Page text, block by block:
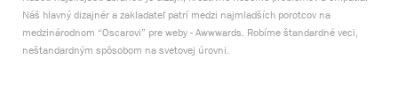
Náš hlavný dizajnér a zakladateľ patrí medzi najmladších porotcov na
medzinárodnom “Oscarovi” pre weby - Awwwards. Robíme štandardné veci,
neštandardným spôsobom na svetovej úrovni.